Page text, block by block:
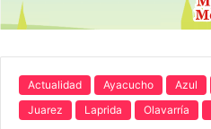
Actualidad Ayacucho Azul
Juarez
Laprida Olavarría